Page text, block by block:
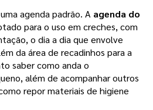
agenda padrão. A agenda do
para o uso em creches, com
o dia a dia que envolve
da área de recadinhos para a
saber como anda o
além de acompanhar outros
repor materiais de higiene